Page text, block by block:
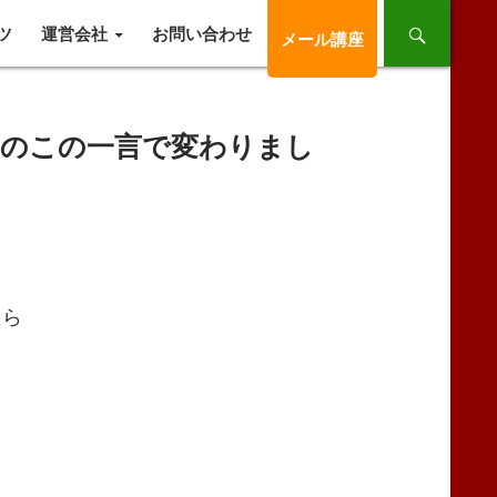
運営会社 お問い合わせ メール講座
この一言で変わりまし